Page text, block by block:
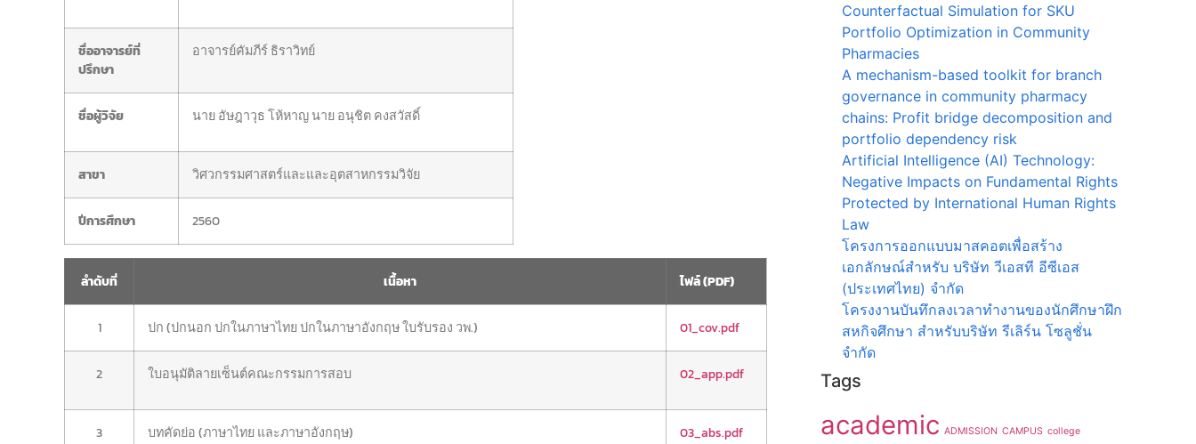
ชื่ออาจารย์ที่
ปรึกษา
อาจารย์คัมภีร์ ธิราวิทย์
ชื่อผู้วิจัย นาย อัษฎาวุธ โห้หาญ นาย อนุชิต คงสวัสดิ์
สาขา วิศวกรรมศาสตร์และและอุตสาหกรรมวิจัย
ปีการศึกษา 2560
ลำดับที่ เนื้อหา ไฟล์ (PDF)
1 ปก (ปกนอก ปกในภาษาไทย ปกในภาษาอังกฤษ ใบรับรอง วพ.) 01_cov.pdf
2 ใบอนุมัติลายเซ็นต์คณะกรรมการสอบ 02_app.pdf
3 บทคัดย่อ (ภาษาไทย และภาษาอังกฤษ) 03_abs.pdf
Counterfactual Simulation for SKU
Portfolio Optimization in Community
Pharmacies
A mechanism-based toolkit for branch
governance in community pharmacy
chains: Profit bridge decomposition and
portfolio dependency risk
Artificial Intelligence (AI) Technology:
Negative Impacts on Fundamental Rights
Protected by International Human Rights
Law
โครงการออกแบบมาสคอตเพื่อสร้าง
เอกลักษณ์สำหรับ บริษัท วีเอสที อีซีเอส
(ประเทศไทย) จำกัด
โครงงานบันทึกลงเวลาทำงานของนักศึกษาฝึก
สหกิจศึกษา สำหรับบริษัท รีเลิร์น โซลูชั่น
จำกัด
Tags
academic ADMISSION CAMPUS college